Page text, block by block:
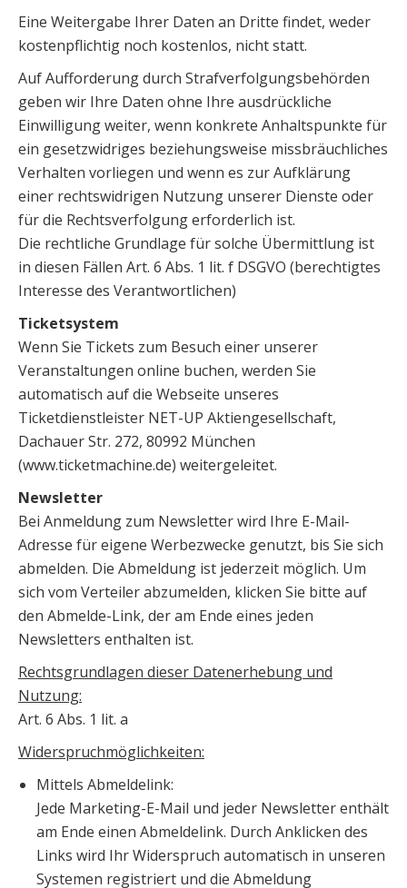
Eine Weitergabe Ihrer Daten an Dritte findet, weder
kostenpflichtig noch kostenlos, nicht statt.
Auf Aufforderung durch Strafverfolgungsbehörden
geben wir Ihre Daten ohne Ihre ausdrückliche
Einwilligung weiter, wenn konkrete Anhaltspunkte für
ein gesetzwidriges beziehungsweise missbräuchliches
Verhalten vorliegen und wenn es zur Aufklärung
einer rechtswidrigen Nutzung unserer Dienste oder
für die Rechtsverfolgung erforderlich ist.
Die rechtliche Grundlage für solche Übermittlung ist
in diesen Fällen Art. 6 Abs. 1 lit. f DSGVO (berechtigtes
Interesse des Verantwortlichen)
Ticketsystem
Wenn Sie Tickets zum Besuch einer unserer
Veranstaltungen online buchen, werden Sie
automatisch auf die Webseite unseres
Ticketdienstleister NET-UP Aktiengesellschaft,
Dachauer Str. 272, 80992 München
(www.ticketmachine.de) weitergeleitet.
Newsletter
Bei Anmeldung zum Newsletter wird Ihre E-Mail-
Adresse für eigene Werbezwecke genutzt, bis Sie sich
abmelden. Die Abmeldung ist jederzeit möglich. Um
sich vom Verteiler abzumelden, klicken Sie bitte auf
den Abmelde-Link, der am Ende eines jeden
Newsletters enthalten ist.
Rechtsgrundlagen dieser Datenerhebung und
Nutzung:
Art. 6 Abs. 1 lit. a
Widerspruchmöglichkeiten:
Mittels Abmeldelink:
Jede Marketing-E-Mail und jeder Newsletter enthält
am Ende einen Abmeldelink. Durch Anklicken des
Links wird Ihr Widerspruch automatisch in unseren
Systemen registriert und die Abmeldung